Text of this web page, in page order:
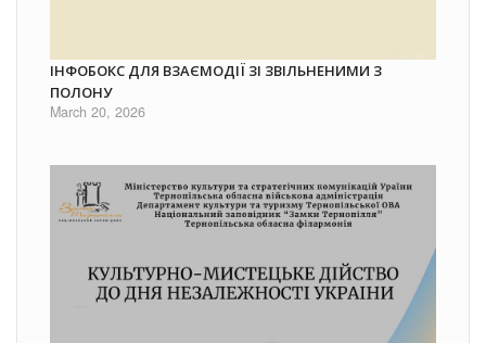
ІНФОБОКС ДЛЯ ВЗАЄМОДІЇ ЗІ ЗВІЛЬНЕНИМИ З
ПОЛОНУ
March 20, 2026